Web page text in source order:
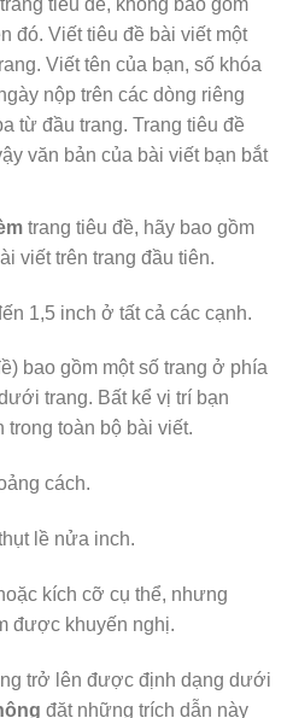
tiêu đề, không bao gồm
đó. Viết tiêu đề bài viết một
Viết tên của bạn, số khóa
nộp trên các dòng riêng
từ đầu trang. Trang tiêu đề
văn bản của bài viết bạn bắt
trang tiêu đề, hãy bao gồm
viết trên trang đầu tiên.
1,5 inch ở tất cả các cạnh.
bao gồm một số trang ở phía
trang. Bất kể vị trí bạn
toàn bộ bài viết.
cách.
lề nửa inch.
kích cỡ cụ thể, nhưng
được khuyến nghị.
trở lên được định dạng dưới
đặt những trích dẫn này